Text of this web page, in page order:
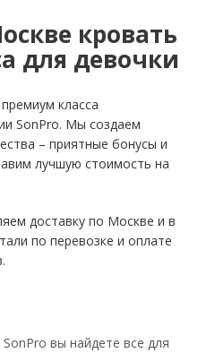
кровать
для девочки
класса
SonPro. Мы создаем
– приятные бонусы и
лучшую стоимость на
доставку по Москве и в
по перевозке и оплате
вы найдете все для